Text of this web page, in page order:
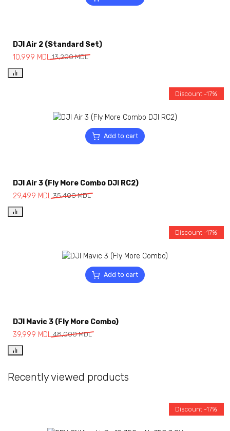
DJI Air 2 (Standard Set)
13,200MDL
10,999 MDL
Add to cart
Discount -17%
DJI Air 3 (Fly More Combo DJI RC2)
35,400MDL
29,499 MDL
Add to cart
Discount -17%
DJI Mavic 3 (Fly More Combo)
48,000MDL
39,999 MDL
Recently viewed products
Discount -17%